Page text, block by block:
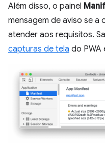
Além disso, o painel
mensagem de aviso se a
atender aos requisitos.
capturas de tela do PWA